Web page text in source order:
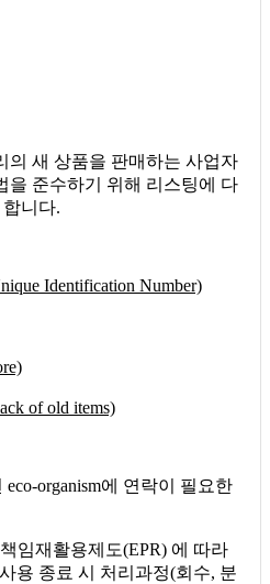
의 새 상품을 판매하는 사업자
을 준수하기 위해 리스팅에 다
니다.
Identification Number)
of old items)
organism에 연락이 필요한
임재활용제도(EPR) 에 따라
용 종료 시 처리과정(회수, 분